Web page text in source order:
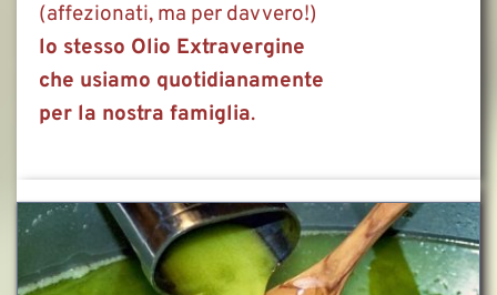
(affezionati, ma per davvero!)
lo stesso Olio Extravergine
che usiamo quotidianamente
per la nostra famiglia.